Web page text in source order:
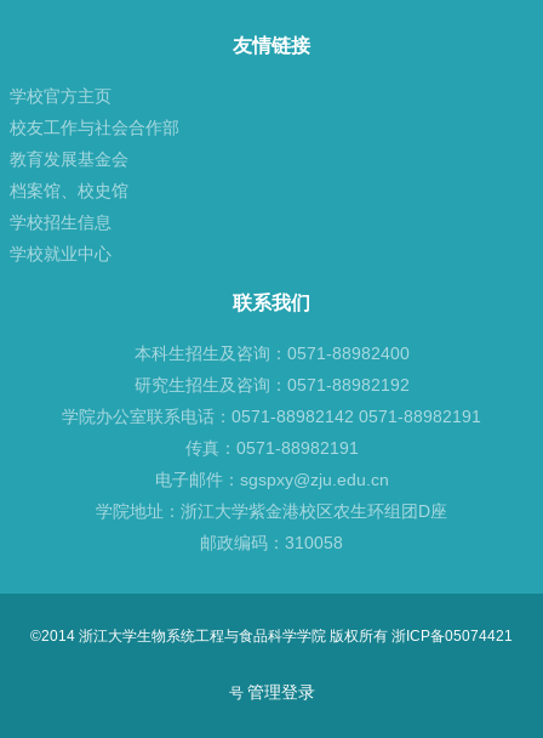
友情链接
学校官方主页
校友工作与社会合作部
教育发展基金会
档案馆、校史馆
学校招生信息
学校就业中心
联系我们
本科生招生及咨询：0571-88982400
研究生招生及咨询：0571-88982192
学院办公室联系电话：0571-88982142 0571-88982191
传真：0571-88982191
电子邮件：sgspxy@zju.edu.cn
学院地址：浙江大学紫金港校区农生环组团D座
邮政编码：310058
©2014 浙江大学生物系统工程与食品科学学院 版权所有 浙ICP备05074421
号 管理登录